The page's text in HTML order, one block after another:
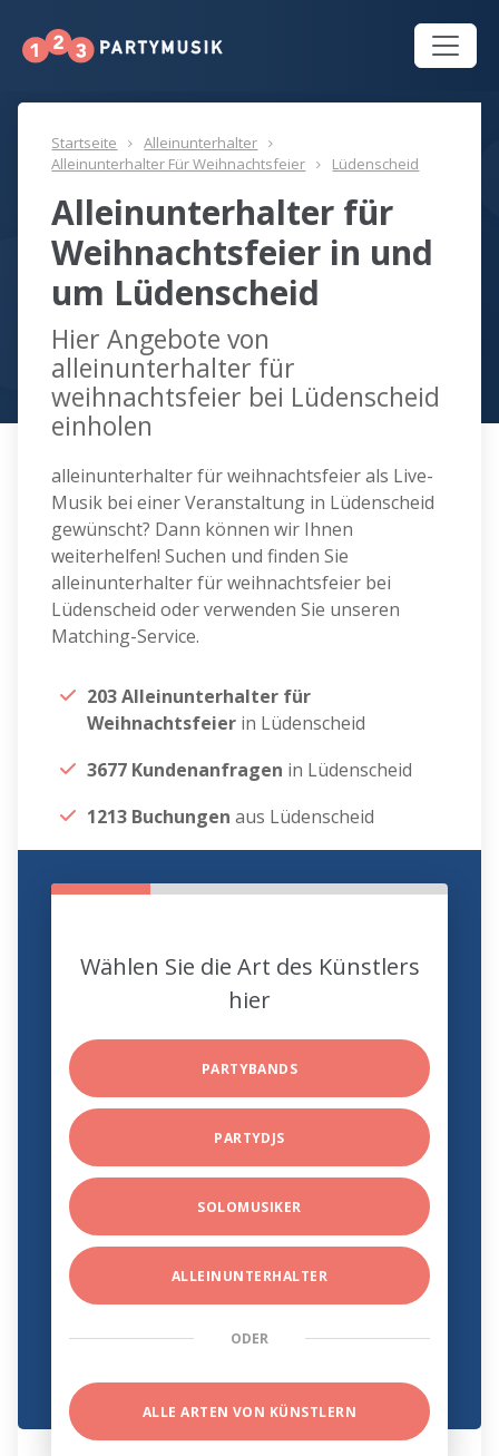
Startseite
Alleinunterhalter
Alleinunterhalter Für Weihnachtsfeier
Lüdenscheid
Alleinunterhalter für
Weihnachtsfeier in und
um Lüdenscheid
Hier Angebote von
alleinunterhalter für
weihnachtsfeier bei Lüdenscheid
einholen
alleinunterhalter für weihnachtsfeier als Live-
Musik bei einer Veranstaltung in Lüdenscheid
gewünscht? Dann können wir Ihnen
weiterhelfen! Suchen und finden Sie
alleinunterhalter für weihnachtsfeier bei
Lüdenscheid oder verwenden Sie unseren
Matching-Service.
203 Alleinunterhalter für
Weihnachtsfeier in Lüdenscheid
3677 Kundenanfragen in Lüdenscheid
1213 Buchungen aus Lüdenscheid
Wählen Sie die Art des Künstlers
hier
PARTYBANDS
PARTYDJS
SOLOMUSIKER
ALLEINUNTERHALTER
ODER
ALLE ARTEN VON KÜNSTLERN